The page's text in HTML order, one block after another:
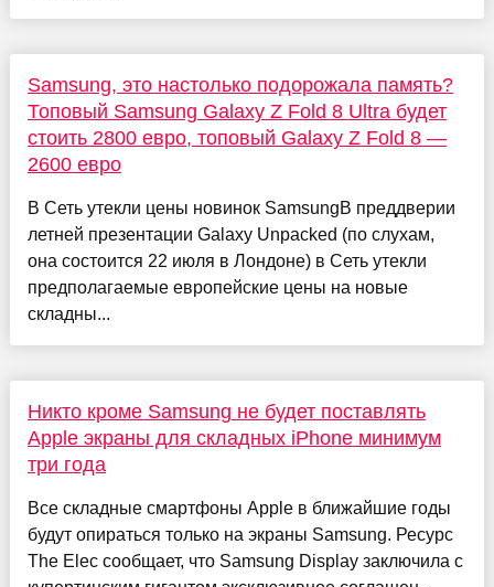
Samsung, это настолько подорожала память?
Топовый Samsung Galaxy Z Fold 8 Ultra будет
стоить 2800 евро, топовый Galaxy Z Fold 8 —
2600 евро
В Сеть утекли цены новинок SamsungВ преддверии
летней презентации Galaxy Unpacked (по слухам,
она состоится 22 июля в Лондоне) в Сеть утекли
предполагаемые европейские цены на новые
складны...
Никто кроме Samsung не будет поставлять
Apple экраны для складных iPhone минимум
три года
Все складные смартфоны Apple в ближайшие годы
будут опираться только на экраны Samsung. Ресурс
The Elec сообщает, что Samsung Display заключила с